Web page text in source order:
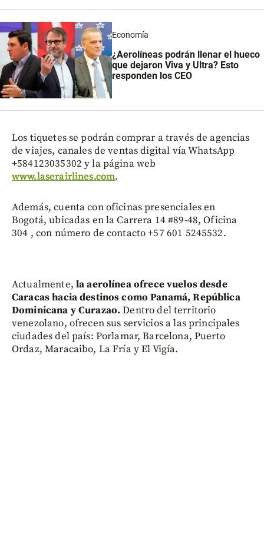
Economía
¿Aerolíneas podrán llenar el hueco
que dejaron Viva y Ultra? Esto
responden los CEO
Los tiquetes se podrán comprar a través de agencias
de viajes, canales de ventas digital vía WhatsApp
+584123035302 y la página web
www.laserairlines.com.
Además, cuenta con oficinas presenciales en
Bogotá, ubicadas en la Carrera 14 #89-48, Oficina
304 , con número de contacto +57 601 5245532.
Actualmente, la aerolínea ofrece vuelos desde
Caracas hacia destinos como Panamá, República
Dominicana y Curazao. Dentro del territorio
venezolano, ofrecen sus servicios a las principales
ciudades del país: Porlamar, Barcelona, Puerto
Ordaz, Maracaibo, La Fría y El Vigía.